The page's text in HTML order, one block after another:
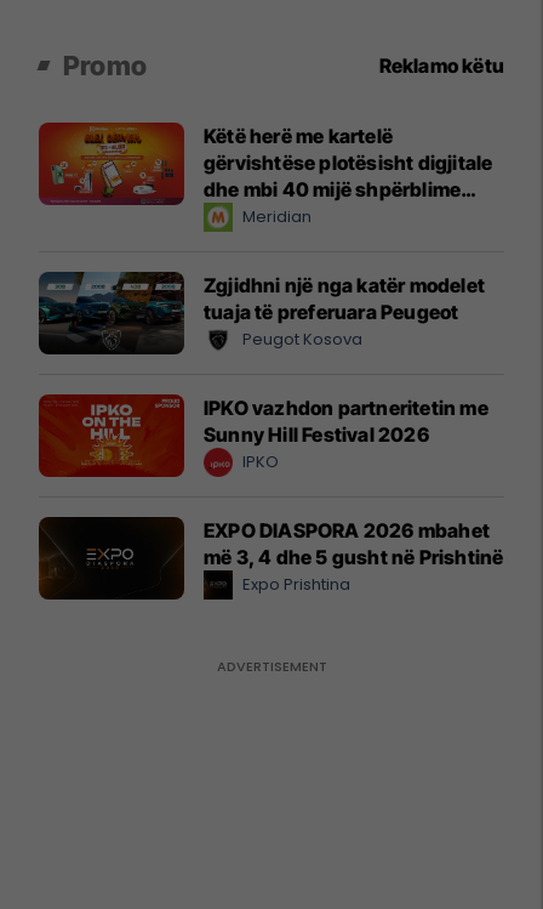
Promo Reklamo këtu
Këtë herë me kartelë
gërvishtëse plotësisht digjitale
dhe mbi 40 mijë shpërblime
instant!Meridian
Zgjidhni një nga katër modelet
tuaja të preferuara Peugeot
Peugot Kosova
IPKO vazhdon partneritetin me
Sunny Hill Festival 2026
IPKO
EXPO DIASPORA 2026 mbahet
më 3, 4 dhe 5 gusht në Prishtinë
Expo Prishtina